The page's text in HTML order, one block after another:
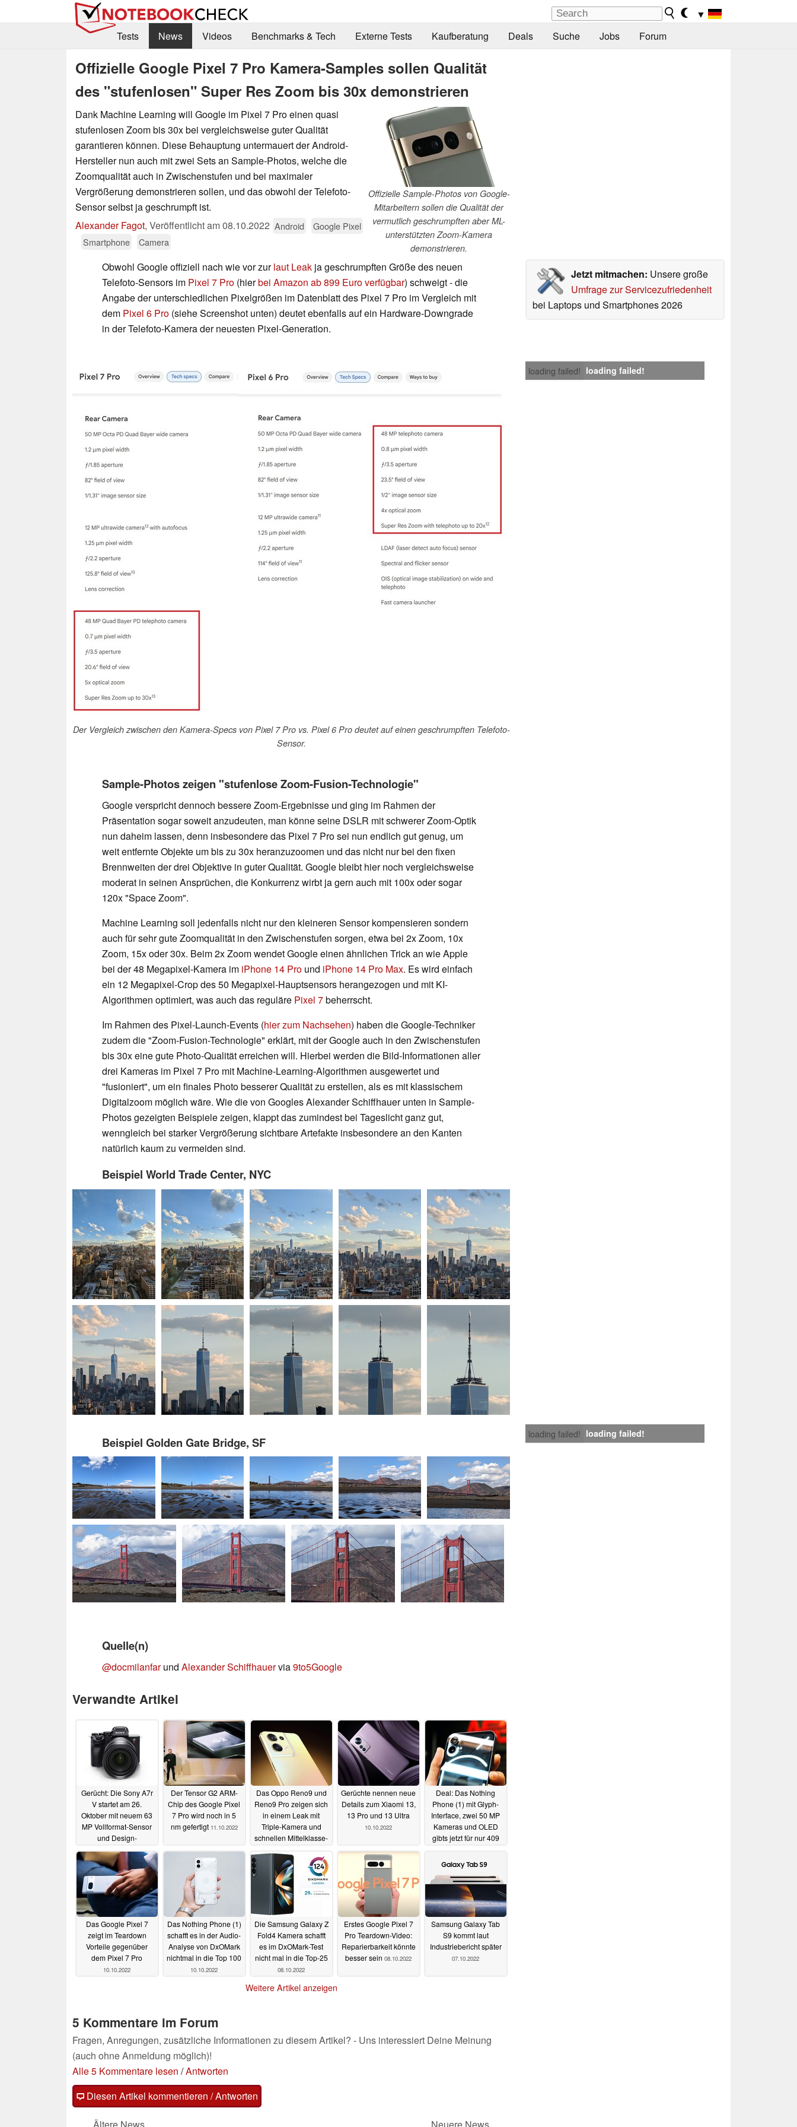
▼
Tests
News Videos Benchmarks & Tech Externe Tests Kaufberatung Deals Suche Jobs Forum
Offizielle Google Pixel 7 Pro Kamera-Samples sollen Qualität
des "stufenlosen" Super Res Zoom bis 30x demonstrieren
Offizielle Sample-Photos von Google-
Mitarbeitern sollen die Qualität der
vermutlich geschrumpften aber ML-
unterstützten Zoom-Kamera
demonstrieren.
Dank Machine Learning will Google im Pixel 7 Pro einen quasi
stufenlosen Zoom bis 30x bei vergleichsweise guter Qualität
garantieren können. Diese Behauptung untermauert der Android-
Hersteller nun auch mit zwei Sets an Sample-Photos, welche die
Zoomqualität auch in Zwischenstufen und bei maximaler
Vergrößerung demonstrieren sollen, und das obwohl der Telefoto-
Sensor selbst ja geschrumpft ist.
Alexander Fagot, Veröffentlicht am08.10.2022 Android
Google Pixel
Smartphone
Camera
Jetzt mitmachen: Unsere große
Umfrage zur Servicezufriedenheit
bei Laptops und Smartphones 2026
Obwohl Google offiziell nach wie vor zurlaut Leak ja geschrumpften Größe des neuen
Telefoto-Sensors im Pixel 7 Pro (hierbei Amazon ab 899 Euro verfügbar) schweigt - die
Angabe der unterschiedlichen Pixelgrößen im Datenblatt des Pixel 7 Pro im Vergleich mit
dem Pixel 6 Pro (siehe Screenshot unten) deutet ebenfalls auf ein Hardware-Downgrade
in der Telefoto-Kamera der neuesten Pixel-Generation.
loading failed! loading failed!
Der Vergleich zwischen den Kamera-Specs von Pixel 7 Pro vs. Pixel 6 Pro deutet auf einen geschrumpften Telefoto-
Sensor.
Sample-Photos zeigen "stufenlose Zoom-Fusion-Technologie"
Google verspricht dennoch bessere Zoom-Ergebnisse und ging im Rahmen der
Präsentation sogar soweit anzudeuten, man könne seine DSLR mit schwerer Zoom-Optik
nun daheim lassen, denn insbesondere das Pixel 7 Pro sei nun endlich gut genug, um
weit entfernte Objekte um bis zu 30x heranzuzoomen und das nicht nur bei den fixen
Brennweiten der drei Objektive in guter Qualität. Google bleibt hier noch vergleichsweise
moderat in seinen Ansprüchen, die Konkurrenz wirbt ja gern auch mit 100x oder sogar
120x "Space Zoom".
Machine Learning soll jedenfalls nicht nur den kleineren Sensor kompensieren sondern
auch für sehr gute Zoomqualität in den Zwischenstufen sorgen, etwa bei 2x Zoom, 10x
Zoom, 15x oder 30x. Beim 2x Zoom wendet Google einen ähnlichen Trick an wie Apple
bei der 48 Megapixel-Kamera im iPhone 14 Pro und iPhone 14 Pro Max. Es wird einfach
ein 12 Megapixel-Crop des 50 Megapixel-Hauptsensors herangezogen und mit KI-
Algorithmen optimiert, was auch das reguläre Pixel 7beherrscht.
Im Rahmen des Pixel-Launch-Events (hier zum Nachsehen) haben die Google-Techniker
zudem die "Zoom-Fusion-Technologie" erklärt, mit der Google auch in den Zwischenstufen
bis 30x eine gute Photo-Qualität erreichen will. Hierbei werden die Bild-Informationen aller
drei Kameras im Pixel 7 Pro mit Machine-Learning-Algorithmen ausgewertet und
"fusioniert", um ein finales Photo besserer Qualität zu erstellen, als es mit klassischem
Digitalzoom möglich wäre. Wie die von Googles Alexander Schiffhauer unten in Sample-
Photos gezeigten Beispiele zeigen, klappt das zumindest bei Tageslicht ganz gut,
wenngleich bei starker Vergrößerung sichtbare Artefakte insbesondere an den Kanten
natürlich kaum zu vermeiden sind.
Beispiel World Trade Center, NYC
loading failed! loading failed!
Beispiel Golden Gate Bridge, SF
Quelle(n)
@docmilanfarund Alexander Schiffhauervia9to5Google
Verwandte Artikel
Gerücht: Die Sony A7r
V startet am 26.
Oktober mit neuem 63
MP Vollformat-Sensor
und Design-
11.10.2022
Der Tensor G2 ARM-
Chip des Google Pixel
7 Pro wird noch in 5
nm gefertigt 11.10.2022
Das Oppo Reno9 und
Reno9 Pro zeigen sich
in einem Leak mit
Triple-Kamera und
schnellen Mittelklasse-
Gerüchte nennen neue
Details zum Xiaomi 13,
13 Pro und 13 Ultra
10.10.2022
Deal: Das Nothing
Phone (1) mit Glyph-
Interface, zwei 50 MP
Kameras und OLED
gibts jetzt für nur 409
Das Google Pixel 7
zeigt im Teardown
Vorteile gegenüber
dem Pixel 7 Pro
10.10.2022
Das Nothing Phone (1)
schafft es in der Audio-
Analyse von DxOMark
nichtmal in die Top 100
10.10.2022
Die Samsung Galaxy Z
Fold4 Kamera schafft
es im DxOMark-Test
nicht mal in die Top-25
08.10.2022
Erstes Google Pixel 7
Pro Teardown-Video:
Reparierbarkeit könnte
besser sein 08.10.2022
Samsung Galaxy Tab
S9 kommt laut
Industriebericht später
07.10.2022
Weitere Artikel anzeigen
5 Kommentare im Forum
Fragen, Anregungen, zusätzliche Informationen zu diesem Artikel? - Uns interessiert Deine Meinung
(auch ohne Anmeldung möglich)!
Alle 5 Kommentare lesen /Antworten
Diesen Artikel kommentieren / Antworten